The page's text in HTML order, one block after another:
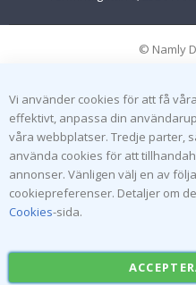
© Namly
Vi använder cookies för att få
effektivt, anpassa din
våra webbplatser. Tredje parter,
använda cookies för att
annonser. Vänligen välj en av
cookiepreferenser. Detaljer om
Cookies-sida.